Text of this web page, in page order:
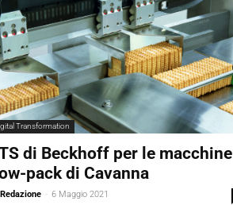
Transformation
di Beckhoff per le macchine
pack di Cavanna
- 6 Maggio 2021